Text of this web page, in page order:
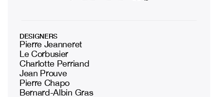
DESIGNERS
Pierre Jeanneret
Le Corbusier
Charlotte Perriand
Jean Prouve
Pierre Chapo
Bernard-Albin Gras